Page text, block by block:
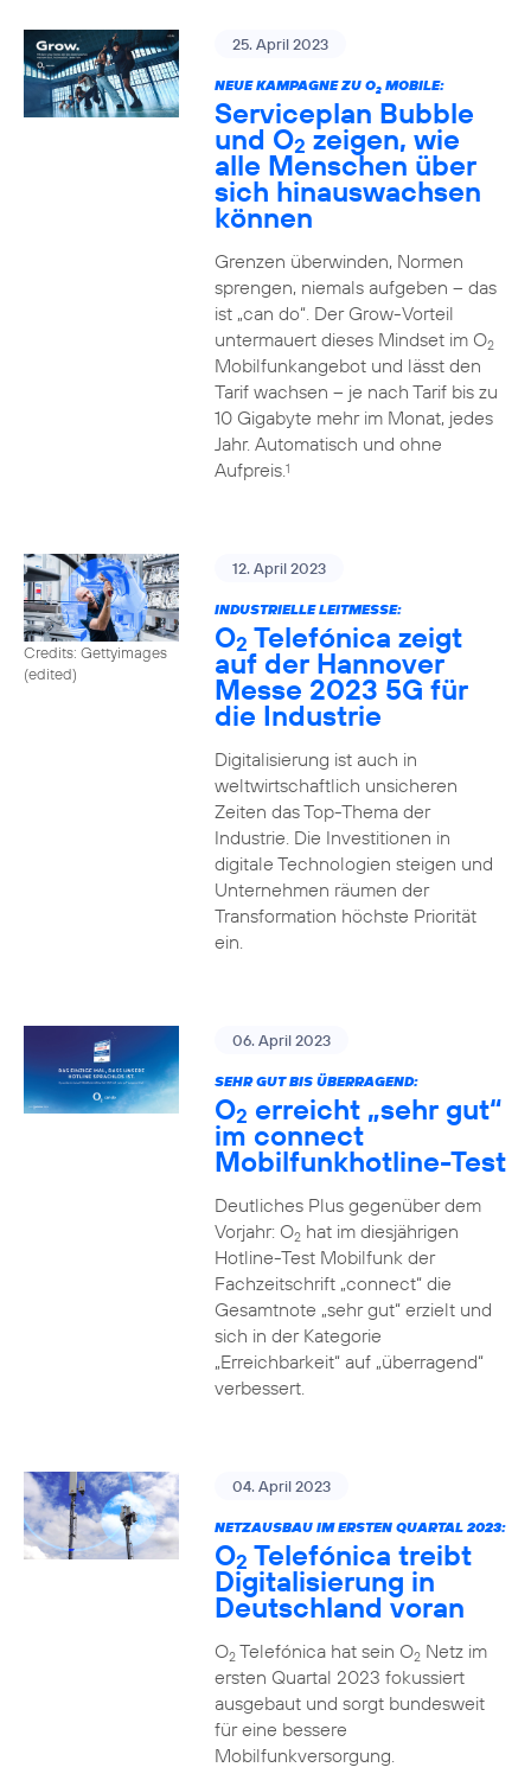
25. April 2023
NEUE KAMPAGNE ZU O2MOBILE:
Serviceplan Bubble
und O2 zeigen, wie
alle Menschen über
sich hinauswachsen
können
Grenzen überwinden, Normen
sprengen, niemals aufgeben – das
ist „can do“. Der Grow-Vorteil
untermauert dieses Mindset im O2
Mobilfunkangebot und lässt den
Tarif wachsen – je nach Tarif bis zu
10 Gigabyte mehr im Monat, jedes
Jahr. Automatisch und ohne
Aufpreis.1
Credits: Gettyimages
(edited)
12. April 2023
INDUSTRIELLE LEITMESSE:
O2 Telefónica zeigt
auf der Hannover
Messe 2023 5G für
die Industrie
Digitalisierung ist auch in
weltwirtschaftlich unsicheren
Zeiten das Top-Thema der
Industrie. Die Investitionen in
digitale Technologien steigen und
Unternehmen räumen der
Transformation höchste Priorität
ein.
06. April 2023
SEHR GUT BIS ÜBERRAGEND:
O2 erreicht „sehr gut“
im connect
Mobilfunkhotline-Test
Deutliches Plus gegenüber dem
Vorjahr: O2hat im diesjährigen
Hotline-Test Mobilfunk der
Fachzeitschrift „connect“ die
Gesamtnote „sehr gut“ erzielt und
sich in der Kategorie
„Erreichbarkeit“ auf „überragend“
verbessert.
04. April 2023
NETZAUSBAU IM ERSTEN QUARTAL 2023:
O2 Telefónica treibt
Digitalisierung in
Deutschland voran
O2Telefónica hat sein O2Netz im
ersten Quartal 2023 fokussiert
ausgebaut und sorgt bundesweit
für eine bessere
Mobilfunkversorgung.